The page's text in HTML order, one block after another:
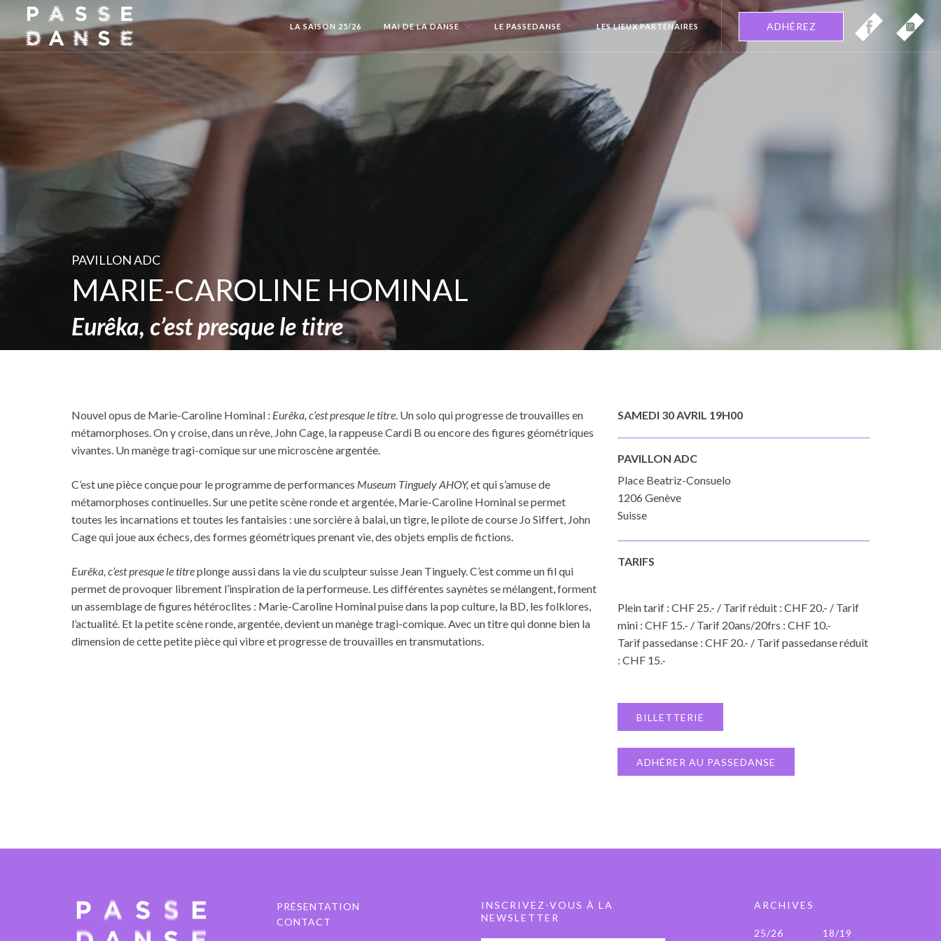
LA SAISON 25/26 MAI DE LA DANSE LE PASSEDANSE LES LIEUX PARTENAIRES ADHÉREZ
PAVILLON ADC
MARIE-CAROLINE HOMINAL
Eurêka, c’est presque le titre
Nouvel opus de Marie-Caroline Hominal : Eurêka, c’est presque le titre. Un solo qui progresse de trouvailles en
métamorphoses. On y croise, dans un rêve, John Cage, la rappeuse Cardi B ou encore des figures géométriques
vivantes. Un manège tragi-comique sur une microscène argentée.
C’est une pièce conçue pour le programme de performances Museum Tinguely AHOY,et qui s’amuse de
métamorphoses continuelles. Sur une petite scène ronde et argentée, Marie-Caroline Hominal se permet
toutes les incarnations et toutes les fantaisies : une sorcière à balai, un tigre, le pilote de course Jo Siffert, John
Cage qui joue aux échecs, des formes géométriques prenant vie, des objets emplis de fictions.
Eurêka, c’est presque le titreplonge aussi dans la vie du sculpteur suisse Jean Tinguely. C’est comme un fil qui
permet de provoquer librement l’inspiration de la performeuse. Les différentes saynètes se mélangent, forment
un assemblage de figures hétéroclites : Marie-Caroline Hominal puise dans la pop culture, la BD, les folklores,
l’actualité. Et la petite scène ronde, argentée, devient un manège tragi-comique. Avec un titre qui donne bien la
dimension de cette petite pièce qui vibre et progresse de trouvailles en transmutations.
SAMEDI 30 AVRIL 19H00
PAVILLON ADC
Place Beatriz-Consuelo
1206 Genève
Suisse
TARIFS
Plein tarif : CHF 25.- / Tarif réduit : CHF 20.- / Tarif
mini : CHF 15.- / Tarif 20ans/20frs : CHF 10.-
Tarif passedanse : CHF 20.- / Tarif passedanse réduit
: CHF 15.-
BILLETTERIE
ADHÉRER AU PASSEDANSE
PRÉSENTATION
CONTACT
INSCRIVEZ-VOUS À LA
NEWSLETTER
ARCHIVES
25/26 18/19